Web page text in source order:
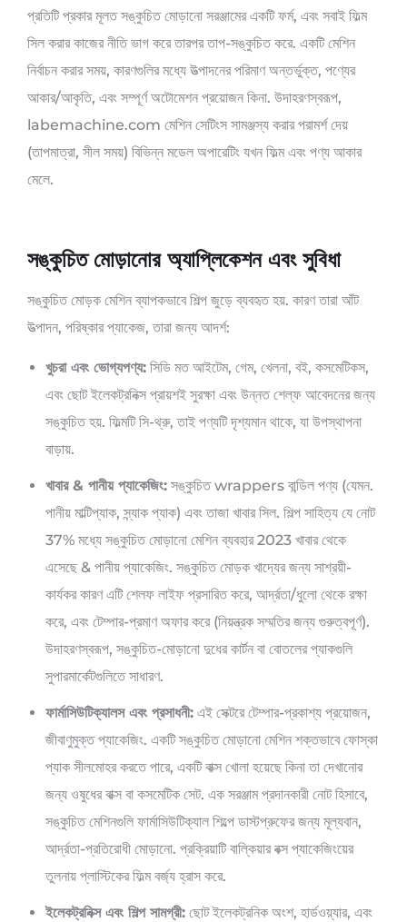
প্রতিটি প্রকার মূলত সঙ্কুচিত মোড়ানো সরঞ্জামের একটি ফর্ম, এবং সবাই ফিল্ম
সিল করার কাজের নীতি ভাগ করে তারপর তাপ-সঙ্কুচিত করে. একটি মেশিন
নির্বাচন করার সময়, কারণগুলির মধ্যে উত্পাদনের পরিমাণ অন্তর্ভুক্ত, পণ্যের
আকার/আকৃতি, এবং সম্পূর্ণ অটোমেশন প্রয়োজন কিনা. উদাহরণস্বরূপ,
labemachine.com মেশিন সেটিংস সামঞ্জস্য করার পরামর্শ দেয়
(তাপমাত্রা, সীল সময়) বিভিন্ন মডেল অপারেটিং যখন ফিল্ম এবং পণ্য আকার
মেলে.
সঙ্কুচিত মোড়ানোর অ্যাপ্লিকেশন এবং সুবিধা
সঙ্কুচিত মোড়ক মেশিন ব্যাপকভাবে শিল্প জুড়ে ব্যবহৃত হয়. কারণ তারা আঁট
উত্পাদন, পরিষ্কার প্যাকেজ, তারা জন্য আদর্শ:
খুচরা এবং ভোগ্যপণ্য: সিডি মত আইটেম, গেম, খেলনা, বই, কসমেটিকস,
এবং ছোট ইলেকট্রনিক্স প্রায়শই সুরক্ষা এবং উন্নত শেল্ফ আবেদনের জন্য
সঙ্কুচিত হয়. ফিল্মটি সি-থ্রু, তাই পণ্যটি দৃশ্যমান থাকে, যা উপস্থাপনা
বাড়ায়.
খাবার & পানীয় প্যাকেজিং: সঙ্কুচিত wrappers বান্ডিল পণ্য (যেমন.
পানীয় মাল্টিপ্যাক, স্ন্যাক প্যাক) এবং তাজা খাবার সিল. শিল্প সাহিত্য যে নোট
37% মধ্যে সঙ্কুচিত মোড়ানো মেশিন ব্যবহার 2023 খাবার থেকে
এসেছে & পানীয় প্যাকেজিং. সঙ্কুচিত মোড়ক খাদ্যের জন্য সাশ্রয়ী-
কার্যকর কারণ এটি শেলফ লাইফ প্রসারিত করে, আর্দ্রতা/ধুলো থেকে রক্ষা
করে, এবং টেম্পার-প্রমাণ অফার করে (নিয়ন্ত্রক সম্মতির জন্য গুরুত্বপূর্ণ).
উদাহরণস্বরূপ, সঙ্কুচিত-মোড়ানো দুধের কার্টন বা বোতলের প্যাকগুলি
সুপারমার্কেটগুলিতে সাধারণ.
ফার্মাসিউটিক্যালস এবং প্রসাধনী: এই সেক্টরে টেম্পার-প্রকাশ্য প্রয়োজন,
জীবাণুমুক্ত প্যাকেজিং. একটি সঙ্কুচিত মোড়ানো মেশিন শক্তভাবে ফোস্কা
প্যাক সীলমোহর করতে পারে, একটি বাক্স খোলা হয়েছে কিনা তা দেখানোর
জন্য ওষুধের বাক্স বা কসমেটিক সেট. এক সরঞ্জাম প্রদানকারী নোট হিসাবে,
সঙ্কুচিত মেশিনগুলি ফার্মাসিউটিক্যাল শিল্পে ডাস্টপ্রুফের জন্য মূল্যবান,
আর্দ্রতা-প্রতিরোধী মোড়ানো. প্রক্রিয়াটি বাল্কিয়ার বক্স প্যাকেজিংয়ের
তুলনায় প্লাস্টিকের ফিল্ম বর্জ্য হ্রাস করে.
ইলেকট্রনিক্স এবং শিল্প সামগ্রী: ছোট ইলেকট্রনিক অংশ, হার্ডওয়্যার, এবং